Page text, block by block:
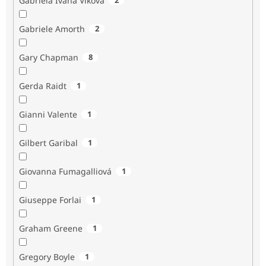
Gabriele Amorth 2
Gary Chapman 8
Gerda Raidt 1
Gianni Valente 1
Gilbert Garibal 1
Giovanna Fumagalliová 1
Giuseppe Forlai 1
Graham Greene 1
Gregory Boyle 1